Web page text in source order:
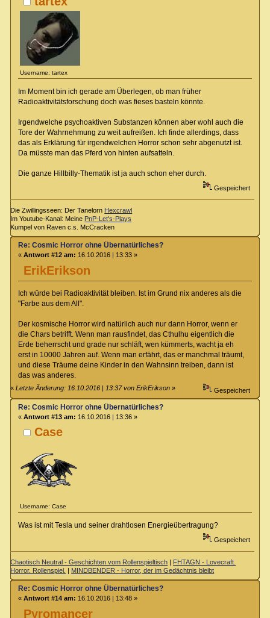
Username: tartex
Im Moment bin ich gerade am Überlegen, ob man früher
Radioaktivitätsforschung doch was fieses basteln könnte.
Irgendwelche psychoaktiven Substanzen können aber wohl auch die
Tore der Wahrnehmung zu weit aufreißen. Ich finde allerdings, dass
das als Erklärung für irgendwelchen Horror schon sehr abgenutzt ist.
Da müsste man das Pferd von hinten aufsatteln.
Die ganze Hillbilly-Thematik ist ja auch schon eher durch.
Gespeichert
Die Zwillingsseen: Der Tanelorn Hexcrawl
Im Youtube-Kanal: Meine PnP-Let's-Plays
Kumpel von Raven c.s. McCracken
ErikErikson
Re: Cosmic Horror ohne Übernatürliches?
« Antwort #12 am: 16.10.2016 | 13:33 »
Ich würde bei Radioaktivität bleiben. Ist im Grund nix anderes als die
"Farbe aus dem All".
Der kosmische Horror wird natürlich auch nur dann Horror, wenn er
die Chars betrifft. Wenn man rausfindet, das Cthulhu eigentlich die
Erde beherrscht und grade nur schläft, wen kümmerts, wacht ja eh
erst in 10000 Jahren auf. Wenn man erfährt, das er manchmal träumt,
und diese Träume deine Kinder in den Wahnsinn treiben, dann ist
das was anderes.
«Letzte Änderung: 16.10.2016 | 13:37 von ErikErikson » Gespeichert
Case
Username: Case
Re: Cosmic Horror ohne Übernatürliches?
« Antwort #13 am: 16.10.2016 | 13:36 »
Was ist mit Tesla und seiner drahtlosen Energieübertragung?
Gespeichert
Chaotisch Neutral - Geschichten vom Rollenspieltisch | FHTAGN - Lovecraft.
Horror. Rollenspiel. | MINDBENDER - Horror, der im Gedächtnis bleibt
Pyromancer
Re: Cosmic Horror ohne Übernatürliches?
« Antwort #14 am: 16.10.2016 | 13:48 »